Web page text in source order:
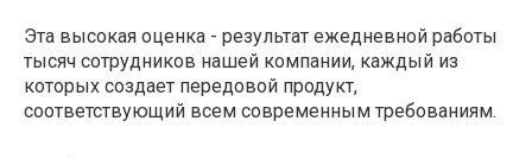
Эта высокая оценка - результат ежедневной работы
тысяч сотрудников нашей компании, каждый из
которых создает передовой продукт,
соответствующий всем современным требованиям.